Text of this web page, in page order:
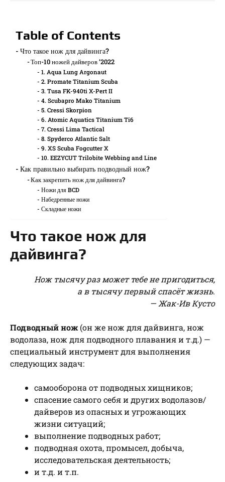
Table of Contents
Что такое нож для дайвинга?
Топ-10 ножей дайверов ‘2022
1. Aqua Lung Argonaut
2. Promate Titanium Scuba
3. Tusa FK-940ti X-Pert II
4. Scubapro Mako Titanium
5. Cressi Skorpion
6. Atomic Aquatics Titanium Ti6
7. Cressi Lima Tactical
8. Spyderco Atlantic Salt
9. XS Scuba Fogcutter X
10. EEZYCUT Trilobite Webbing and Line
Как правильно выбирать подводный нож?
Как закрепить нож для дайвинга?
Ножи для BCD
Набедренные ножи
Складные ножи
Что такое нож для
дайвинга?
Нож тысячу раз может тебе не пригодиться,
а в тысячу первый спасёт жизнь.
— Жак-Ив Кусто
Подводный нож (он же нож для дайвинга, нож
водолаза, нож для подводного плавания и т.д.) —
специальный инструмент для выполнения
следующих задач:
самооборона от подводных хищников;
спасение самого себя и других водолазов/
дайверов из опасных и угрожающих
жизни ситуаций;
выполнение подводных работ;
подводная охота, промысел, добыча,
исследовательская деятельность;
и т.д. и т.п.